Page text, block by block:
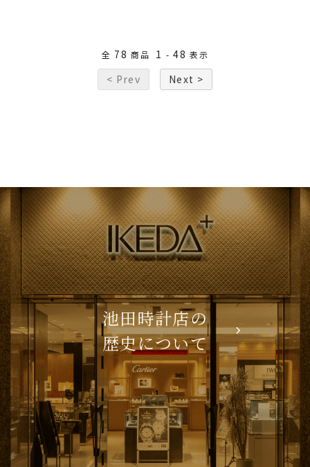
全 78 商品 1 - 48 表示
< Prev Next >
池田時計店の
歴史について